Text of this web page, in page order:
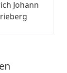
Johann